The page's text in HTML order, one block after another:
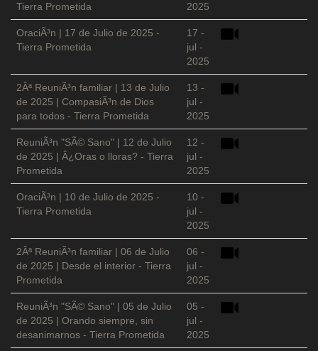
Tierra Prometida
2025
OraciÃ³n | 17 de Julio de 2025 -
Tierra Prometida
17 -
jul -
2025
2Âª ReuniÃ³n familiar | 13 de Julio
de 2025 | CompasiÃ³n de Dios
para todos - Tierra Prometida
13 -
jul -
2025
ReuniÃ³n "SÃ© Sano" | 12 de Julio
de 2025 | Â¿Oras o lloras? - Tierra
Prometida
12 -
jul -
2025
OraciÃ³n | 10 de Julio de 2025 -
Tierra Prometida
10 -
jul -
2025
2Âª ReuniÃ³n familiar | 06 de Julio
de 2025 | Desde el interior - Tierra
Prometida
06 -
jul -
2025
ReuniÃ³n "SÃ© Sano" | 05 de Julio
de 2025 | Orando siempre, sin
desanimarnos - Tierra Prometida
05 -
jul -
2025